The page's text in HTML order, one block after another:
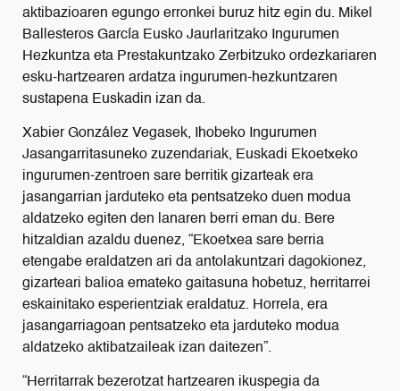
aktibazioaren egungo erronkei buruz hitz egin du. Mikel
Ballesteros García Eusko Jaurlaritzako Ingurumen
Hezkuntza eta Prestakuntzako Zerbitzuko ordezkariaren
esku-hartzearen ardatza ingurumen-hezkuntzaren
sustapena Euskadin izan da.
Xabier González Vegasek, Ihobeko Ingurumen
Jasangarritasuneko zuzendariak, Euskadi Ekoetxeko
ingurumen-zentroen sare berritik gizarteak era
jasangarrian jarduteko eta pentsatzeko duen modua
aldatzeko egiten den lanaren berri eman du. Bere
hitzaldian azaldu duenez, “Ekoetxea sare berria
etengabe eraldatzen ari da antolakuntzari dagokionez,
gizarteari balioa emateko gaitasuna hobetuz, herritarrei
eskainitako esperientziak eraldatuz. Horrela, era
jasangarriagoan pentsatzeko eta jarduteko modua
aldatzeko aktibatzaileak izan daitezen”.
“Herritarrak bezerotzat hartzearen ikuspegia da